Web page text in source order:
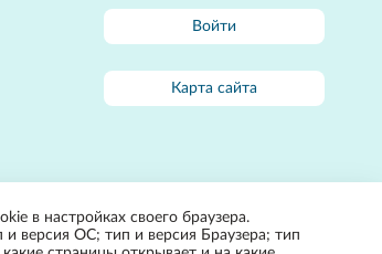
Войти
Карта сайта
в настройках своего браузера.
версия ОС; тип и версия Браузера; тип